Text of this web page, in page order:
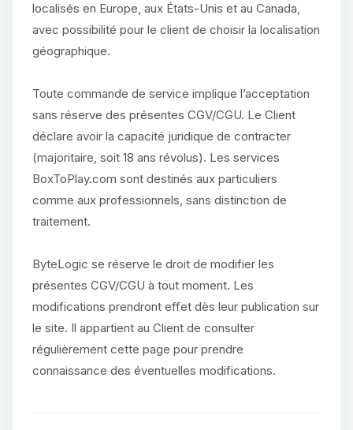
localisés en Europe, aux États-Unis et au Canada,
avec possibilité pour le client de choisir la localisation
géographique.
Toute commande de service implique l’acceptation
sans réserve des présentes CGV/CGU. Le Client
déclare avoir la capacité juridique de contracter
(majoritaire, soit 18 ans révolus). Les services
BoxToPlay.com sont destinés aux particuliers
comme aux professionnels, sans distinction de
traitement.
ByteLogic se réserve le droit de modifier les
présentes CGV/CGU à tout moment. Les
modifications prendront effet dès leur publication sur
le site. Il appartient au Client de consulter
régulièrement cette page pour prendre
connaissance des éventuelles modifications.